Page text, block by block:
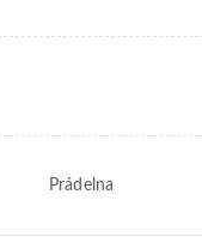
Prádelna